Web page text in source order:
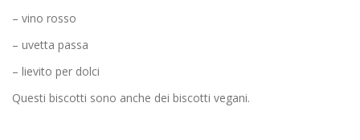
– vino rosso
– uvetta passa
– lievito per dolci
Questi biscotti sono anche dei biscotti vegani.